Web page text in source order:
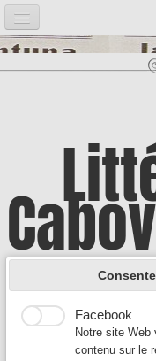
Accueil
Introduction
Illustrations▼
Auteurs A▼
Auteurs B - C▼
A la
Google
Google
qui permet de
manière dont
de notre site
Facebook
Notre site Web
contenu sur le